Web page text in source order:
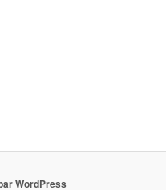
WordPress